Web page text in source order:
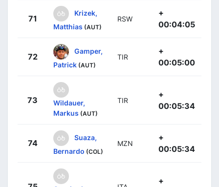
71
Krizek,
Matthias (AUT)
RSW
+
00:04:05
72
Gamper,
Patrick (AUT)
TIR
+
00:05:00
73
Wildauer,
Markus (AUT)
TIR
+
00:05:34
74
Suaza,
Bernardo (COL)
MZN
+
00:05:34
+